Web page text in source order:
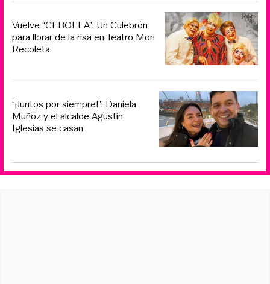
Vuelve “CEBOLLA”: Un Culebrón
para llorar de la risa en Teatro Mori
Recoleta
“¡Juntos por siempre!”: Daniela
Muñoz y el alcalde Agustín
Iglesias se casan